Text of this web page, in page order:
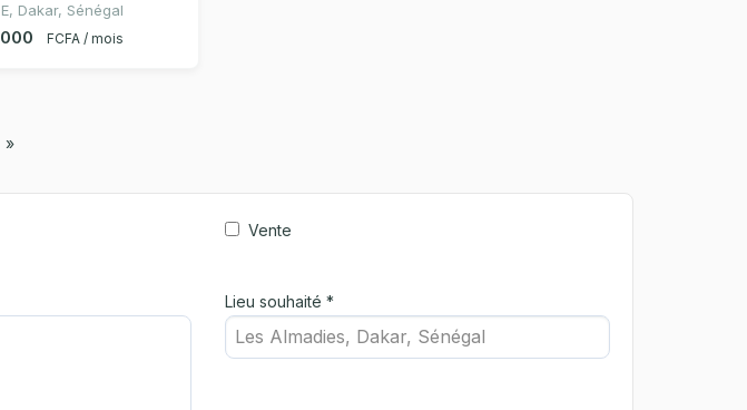
Dakar, Sénégal
FCFA / mois
page
Vente
Lieu souhaité *